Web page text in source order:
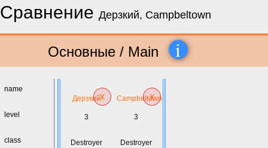
Сравнение Дерзкий, Campbeltown
Основные / Main i
name
level
class
Дерзкийx
3
Destroyer
Campbeltown
x
3
Destroyer